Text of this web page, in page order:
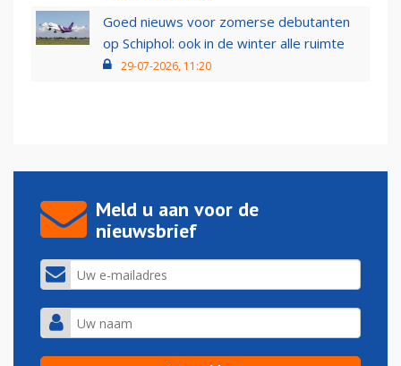
Goed nieuws voor zomerse debutanten
op Schiphol: ook in de winter alle ruimte
29-07-2026, 11:20
Meld u aan voor de
nieuwsbrief